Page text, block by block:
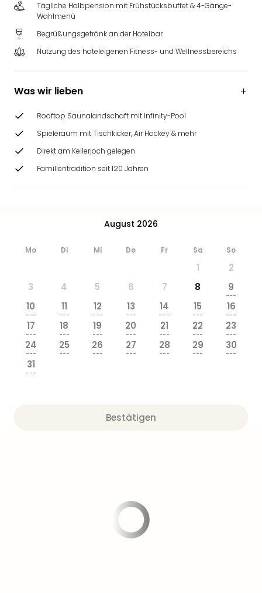
Tägliche Halbpension mit Frühstücksbuffet & 4-Gänge-
Wahlmenü
Begrüßungsgetränk an der Hotelbar
Nutzung des hoteleigenen Fitness- und Wellnessbereichs
Was wir lieben
Rooftop Saunalandschaft mit Infinity-Pool
Spieleraum mit Tischkicker, Air Hockey & mehr
Direkt am Kellerjoch gelegen
Familientradition seit 120 Jahren
August 2026
Mo Di Mi Do Fr Sa So
1
2
3
4 5 6 7 8 9
---
10
---
11
---
12
---
13
---
14
---
15
---
16
---
17
---
18
---
19
---
20
---
21
---
22
---
23
---
24
---
25
---
26
---
27
---
28
---
29
---
30
---
31
---
Bestätigen